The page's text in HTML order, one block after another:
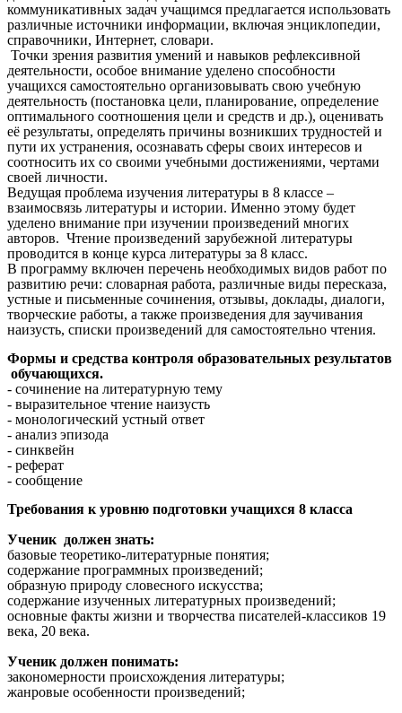
коммуникативных задач учащимся предлагается использовать
различные источники информации, включая энциклопедии,
справочники, Интернет, словари.
Точки зрения развития умений и навыков рефлексивной
деятельности, особое внимание уделено способности
учащихся самостоятельно организовывать свою учебную
деятельность (постановка цели, планирование, определение
оптимального соотношения цели и средств и др.), оценивать
её результаты, определять причины возникших трудностей и
пути их устранения, осознавать сферы своих интересов и
соотносить их со своими учебными достижениями, чертами
своей личности.
Ведущая проблема изучения литературы в 8 классе –
взаимосвязь литературы и истории. Именно этому будет
уделено внимание при изучении произведений многих
авторов. Чтение произведений зарубежной литературы
проводится в конце курса литературы за 8 класс.
В программу включен перечень необходимых видов работ по
развитию речи: словарная работа, различные виды пересказа,
устные и письменные сочинения, отзывы, доклады, диалоги,
творческие работы, а также произведения для заучивания
наизусть, списки произведений для самостоятельно чтения.
Формы и средства контроля образовательных результатов
обучающихся.
- сочинение на литературную тему
- выразительное чтение наизусть
- монологический устный ответ
- анализ эпизода
- синквейн
- реферат
- сообщение
Требования к уровню подготовки учащихся 8 класса
Ученик должен знать:
базовые теоретико-литературные понятия;
содержание программных произведений;
образную природу словесного искусства;
содержание изученных литературных произведений;
основные факты жизни и творчества писателей-классиков 19
века, 20 века.
Ученик должен понимать:
закономерности происхождения литературы;
жанровые особенности произведений;